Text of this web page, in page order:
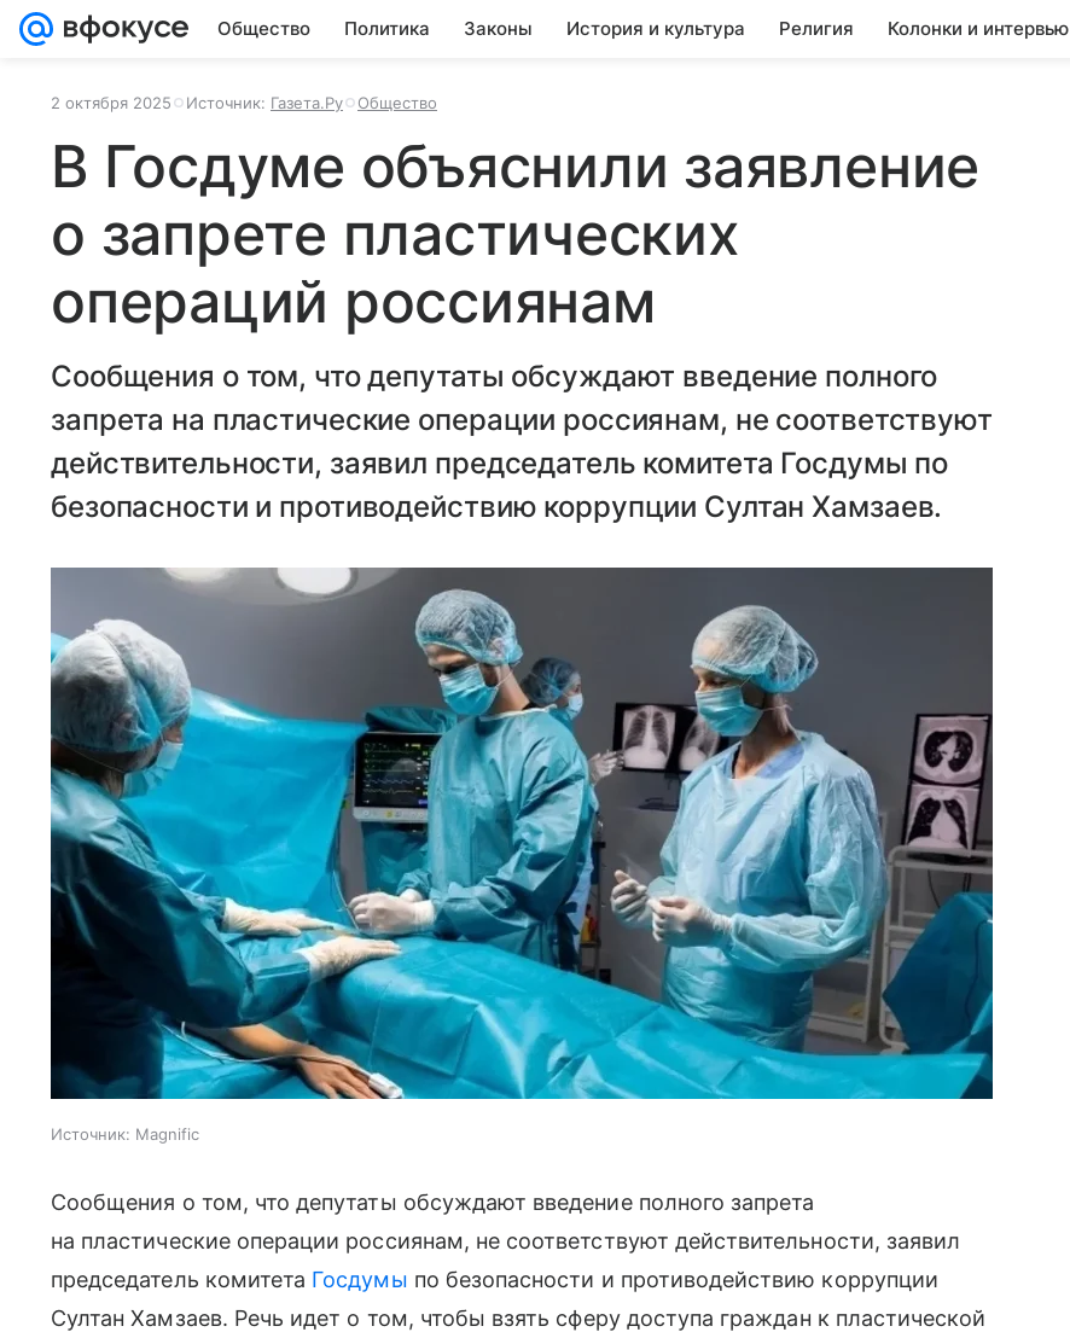
Общество Политика Законы История и культура Религия Колонки и интервью
2 октября 2025 Источник: Газета.Ру Общество
В Госдуме объяснили заявление
о запрете пластических
операций россиянам
Сообщения о том, что депутаты обсуждают введение полного
запрета на пластические операции россиянам, не соответствуют
действительности, заявил председатель комитета Госдумы по
безопасности и противодействию коррупции Султан Хамзаев.
Источник: Magnific
Сообщения о том, что депутаты обсуждают введение полного запрета
на пластические операции россиянам, не соответствуют действительности, заявил
председатель комитета Госдумы по безопасности и противодействию коррупции
Султан Хамзаев. Речь идет о том, чтобы взять сферу доступа граждан к пластической